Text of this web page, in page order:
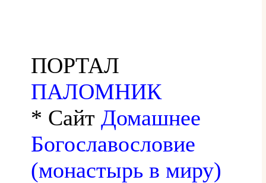
ПОРТАЛ
ПАЛОМНИК
* Сайт Домашнее
Богославословие
(монастырь в миру)